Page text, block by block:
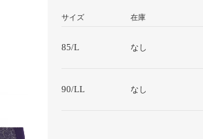
サイズ 在庫
85/L なし
90/LL なし